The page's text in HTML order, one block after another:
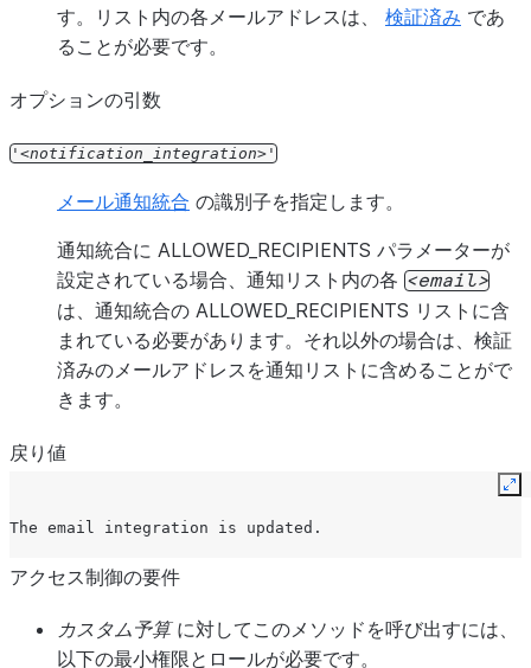
す。リスト内の各メールアドレスは、 検証済み であ
ることが必要です。
オプションの引数
' notification_integration '
メール通知統合 の識別子を指定します。
通知統合に ALLOWED_RECIPIENTS パラメーターが
設定されている場合、通知リスト内の各
email
は、通知統合の ALLOWED_RECIPIENTS リストに含
まれている必要があります。それ以外の場合は、検証
済みのメールアドレスを通知リストに含めることがで
きます。
戻り値
The email integration is updated.
アクセス制御の要件
カスタム予算に対してこのメソッドを呼び出すには、
以下の最小権限とロールが必要です。